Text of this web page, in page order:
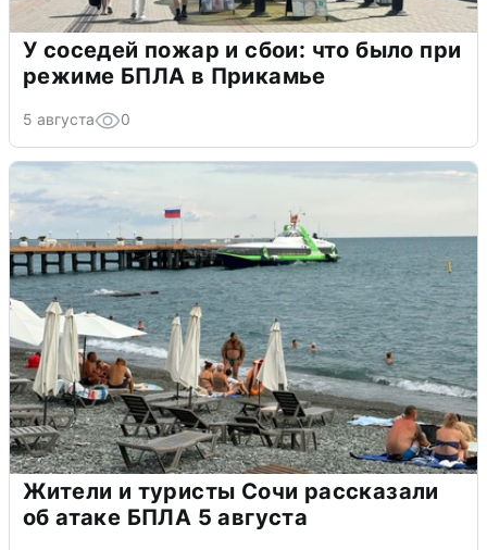
У соседей пожар и сбои: что было при
режиме БПЛА в Прикамье
5 августа 0
Жители и туристы Сочи рассказали
об атаке БПЛА 5 августа